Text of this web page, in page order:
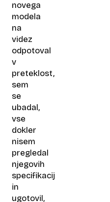
novega
modela
na
videz
odpotoval
v
preteklost,
sem
se
ubadal,
vse
dokler
nisem
pregledal
njegovih
specifikacij
in
ugotovil,